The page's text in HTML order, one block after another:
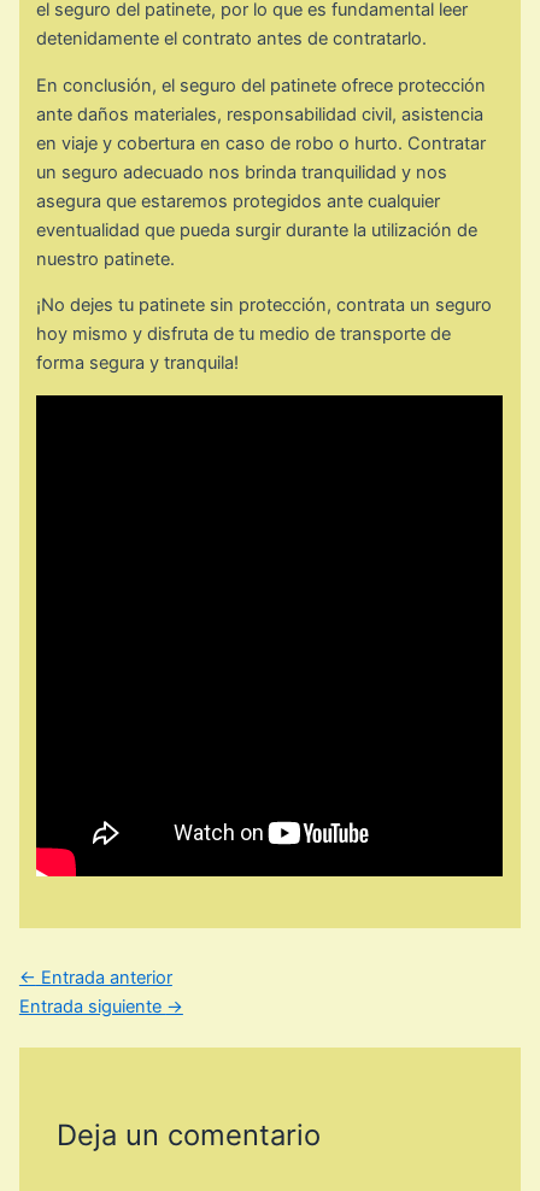
el seguro del patinete, por lo que es fundamental leer
detenidamente el contrato antes de contratarlo.
En conclusión, el seguro del patinete ofrece protección
ante daños materiales, responsabilidad civil, asistencia
en viaje y cobertura en caso de robo o hurto. Contratar
un seguro adecuado nos brinda tranquilidad y nos
asegura que estaremos protegidos ante cualquier
eventualidad que pueda surgir durante la utilización de
nuestro patinete.
¡No dejes tu patinete sin protección, contrata un seguro
hoy mismo y disfruta de tu medio de transporte de
forma segura y tranquila!
← Entrada anterior
Entrada siguiente →
Deja un comentario